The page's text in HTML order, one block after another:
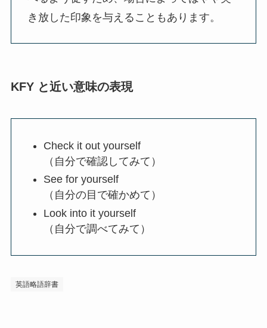
き放した印象を与えることもあります。
KFY と近い意味の表現
Check it out yourself
（自分で確認してみて）
See for yourself
（自分の目で確かめて）
Look into it yourself
（自分で調べてみて）
英語略語辞書